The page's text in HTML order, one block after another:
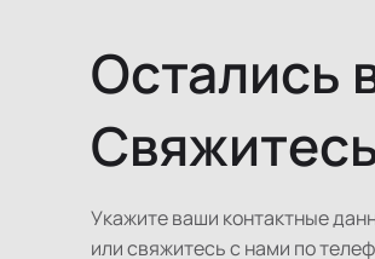
Остались
Укажите ваши контактные
или свяжитесь с нами по